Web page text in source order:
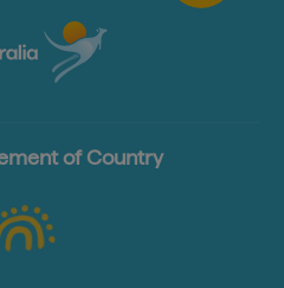
of Country